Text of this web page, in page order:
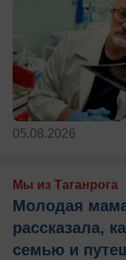
05.08.2026
Мы из Таганрога
Молодая
рассказала,
семью и